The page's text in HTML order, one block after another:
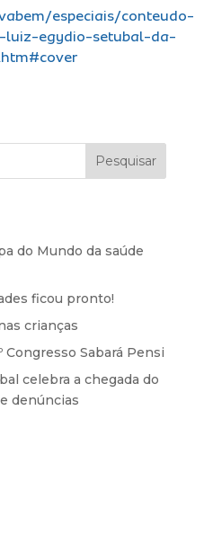
especiais/conteudo-
luiz-egydio-setubal-da-
do Mundo da saúde
ficou pronto!
crianças
Congresso Sabará Pensi
celebra a chegada do
denúncias